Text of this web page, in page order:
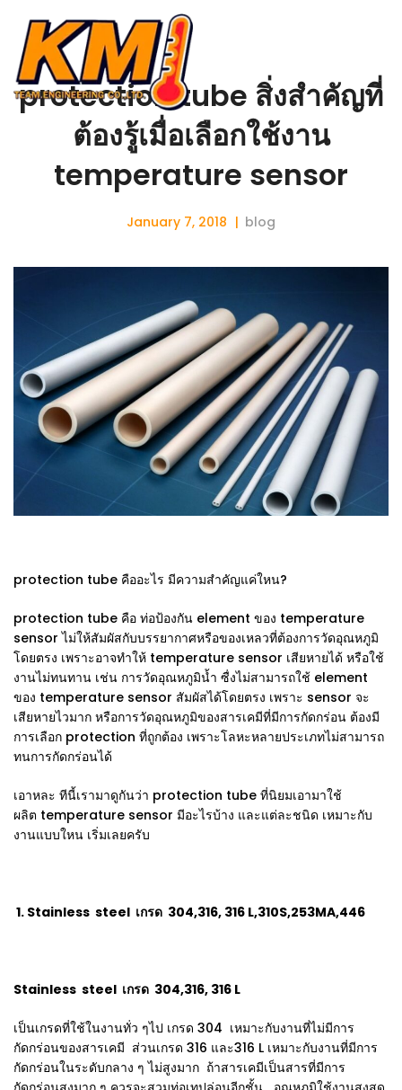
protection tube สิ่งสำคัญที่
ต้องรู้เมื่อเลือกใช้งาน
temperature sensor
January 7, 2018 blog
protection tube คืออะไร มีความสำคัญแค่ใหน?
protection tube คือ ท่อป้องกัน element ของ temperature
sensor ไม่ให้สัมผัสกับบรรยากาศหรือของเหลวที่ต้องการวัดอุณหภูมิ
โดยตรง เพราะอาจทำให้ temperature sensor เสียหายได้ หรือใช้
งานไม่ทนทาน เช่น การวัดอุณหภูมิน้ำ ซื่งไม่สามารถใช้ element
ของ temperature sensor สัมผัสได้โดยตรง เพราะ sensor จะ
เสียหายไวมาก หรือการวัดอุณหภูมิของสารเคมีที่มีการกัดกร่อน ต้องมี
การเลือก protection ที่ถูกต้อง เพราะโลหะหลายประเภทไม่สามารถ
ทนการกัดกร่อนได้
เอาหละ ทีนี้เรามาดูกันว่า protection tube ที่นิยมเอามาใช้
ผลิต temperature sensor มีอะไรบ้าง และแต่ละชนิด เหมาะกับ
งานแบบใหน เริ่มเลยครับ
1. Stainless steel เกรด 304,316, 316 L,310S,253MA,446
Stainless steel เกรด 304,316, 316 L
เป็นเกรดที่ใช้ในงานทั่ว ๆไป เกรด 304 เหมาะกับงานที่ไม่มีการ
กัดกร่อนของสารเคมี ส่วนเกรด 316 และ316 L เหมาะกับงานที่มีการ
กัดกร่อนในระดับกลาง ๆ ไม่สูงมาก ถ้าสารเคมีเป็นสารที่มีการ